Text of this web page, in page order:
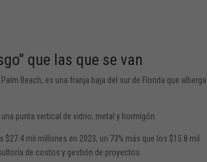
que las que se van
Beach, es una franja baja del sur de Florida que
punta vertical de vidrio, metal y hormigón.
mil millones en 2023, un 73% más que los $15.8 mil
de costos y gestión de proyectos.